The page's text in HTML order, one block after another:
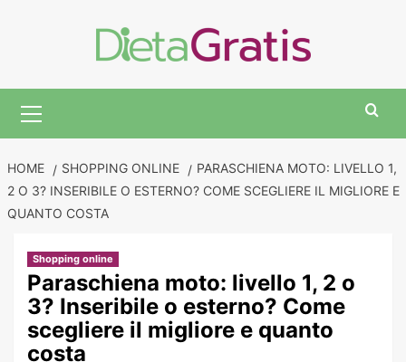
Menu
HOME SHOPPING ONLINE
PARASCHIENA MOTO: LIVELLO 1,
2 O 3? INSERIBILE O ESTERNO? COME SCEGLIERE IL MIGLIORE E
QUANTO COSTA
Shopping online
Paraschiena moto: livello 1, 2 o
3? Inseribile o esterno? Come
scegliere il migliore e quanto
costa